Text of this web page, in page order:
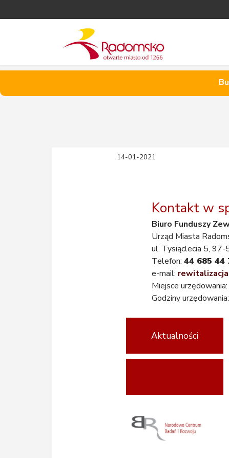
14-01-2021
Kontakt w
Biuro Funduszy
Urząd Miasta
ul. Tysiąclecia 5,
Telefon: 44 685 44
e-mail:
Miejsce urzędowania:
Godziny urzędowania:
Aktualności